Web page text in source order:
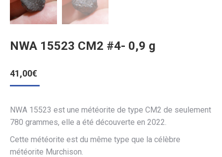
NWA 15523 CM2 #4- 0,9 g
41,00€
NWA 15523 est une météorite de type CM2 de seulement
780 grammes, elle a été découverte en 2022.
Cette météorite est du même type que la célèbre
météorite Murchison.